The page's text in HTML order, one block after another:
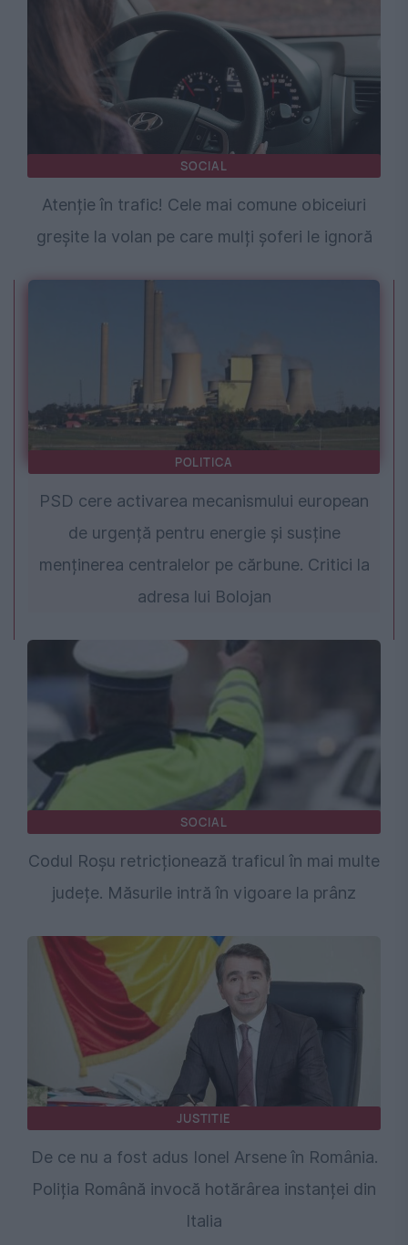
SOCIAL
Atenție în trafic! Cele mai comune obiceiuri
greșite la volan pe care mulți șoferi le ignoră
POLITICA
PSD cere activarea mecanismului european
de urgență pentru energie și susține
menținerea centralelor pe cărbune. Critici la
adresa lui Bolojan
SOCIAL
Codul Roșu retricționează traficul în mai multe
județe. Măsurile intră în vigoare la prânz
JUSTITIE
De ce nu a fost adus Ionel Arsene în România.
Poliția Română invocă hotărârea instanței din
Italia